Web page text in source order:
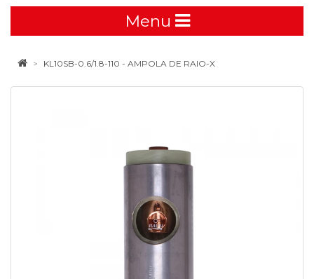
Menu
KL10SB-0.6/1.8-110 - AMPOLA DE RAIO-X